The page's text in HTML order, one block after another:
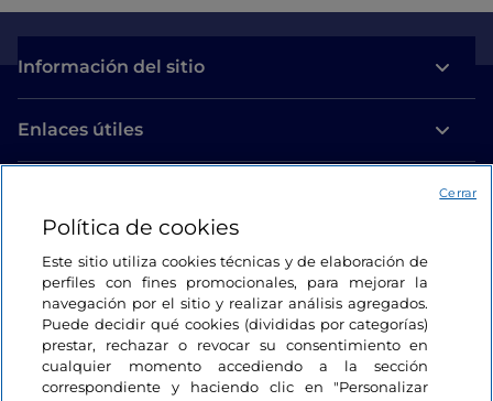
Información del sitio
Enlaces útiles
Estamos en contacto
Política de cookies
Este sitio utiliza cookies técnicas y de elaboración de
perfiles con fines promocionales, para mejorar la
navegación por el sitio y realizar análisis agregados.
Puede decidir qué cookies (divididas por categorías)
prestar, rechazar o revocar su consentimiento en
cualquier momento accediendo a la sección
correspondiente y haciendo clic en "Personalizar
Cerrar